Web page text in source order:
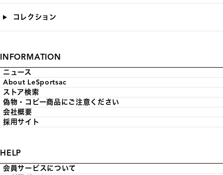
コレクション
INFORMATION
ニュース
About LeSportsac
ストア検索
偽物・コピー商品にご注意ください
会社概要
採用サイト
HELP
会員サービスについて